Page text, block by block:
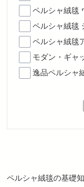
ペルシャ絨毯
ペルシャ絨毯
ペルシャ絨毯
モダン・ギャ
逸品ペルシャ
ペルシャ絨毯の基礎